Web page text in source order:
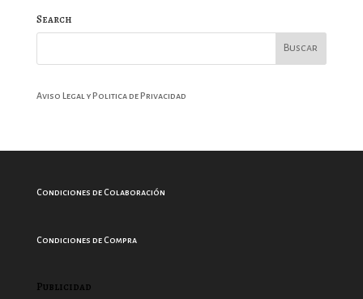
Search
Aviso Legal y Politica de Privacidad
Condiciones de Colaboración
Condiciones de Compra
Publicidad